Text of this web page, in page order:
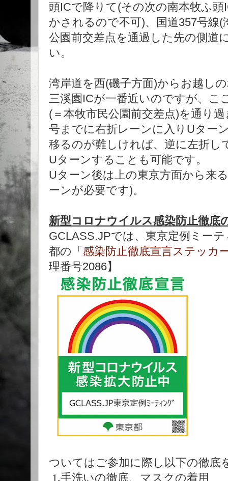
頭ICで降りて(その次の南本牧ふ
かされるので不可)、国道357号線
公園前交差点を通過した先の側道
い。
湾岸道を西(磯子方面)からお越し
三溪園ICが一番近いのですが、こ
(＝本牧市民公園前交差点)を通り
号までに右折レーンに入りUター
移るのが難しければ、逆に左折し
Uターンすることも可能です。
Uターン後は上の東京方面から来
ーンが必要です)。
新型コロナウイルス感染防止徹底
GCLASS.JPでは、東京定例ミー
都の「 感染防止徹底宣言ステッカ
理番号2086】
ついてはご参加に際し以下の徹底
1.手洗いの徹底、マスクの着用